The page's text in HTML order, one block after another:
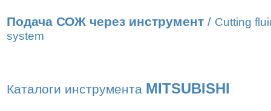
Подача СОЖ через инструмент / Cutting
system
Каталоги инструмента MITSUBISHI